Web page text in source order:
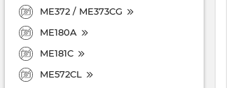
ME372 / ME373CG
ME180A
ME181C
ME572CL